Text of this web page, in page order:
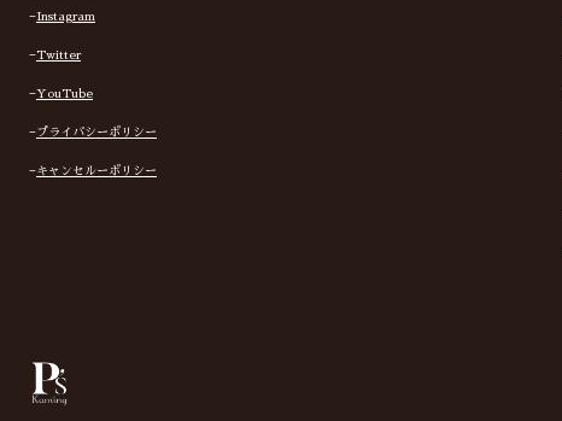
−Instagram
−Twitter
−YouTube
−プライバシーポリシー
−キャンセルーポリシー